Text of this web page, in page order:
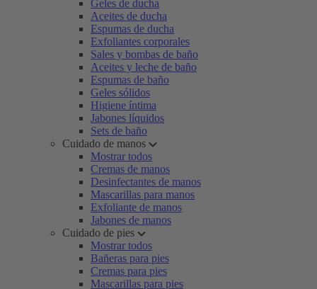
Geles de ducha
Aceites de ducha
Espumas de ducha
Exfoliantes corporales
Sales y bombas de baño
Aceites y leche de baño
Espumas de baño
Geles sólidos
Higiene íntima
Jabones líquidos
Sets de baño
Cuidado de manos
Mostrar todos
Cremas de manos
Desinfectantes de manos
Mascarillas para manos
Exfoliante de manos
Jabones de manos
Cuidado de pies
Mostrar todos
Bañeras para pies
Cremas para pies
Mascarillas para pies